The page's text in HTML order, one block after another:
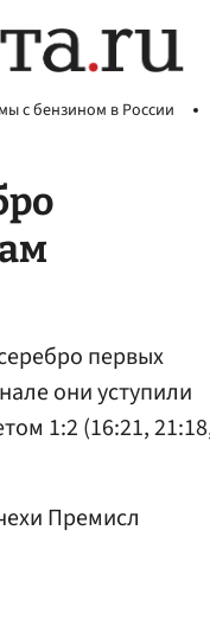
с бензином в России
первых
они уступили
1:2 (16:21,
Премисл